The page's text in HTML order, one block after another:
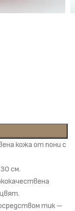
кожа от пони с
см.
тик –